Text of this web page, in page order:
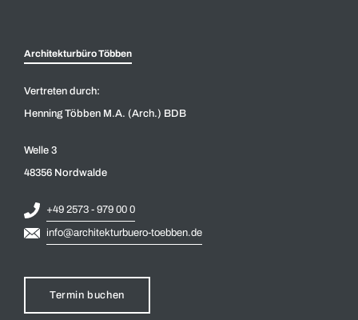
Architekturbüro Többen
Vertreten durch:
Henning Többen M.A. (Arch.) BDB
Welle 3
48356 Nordwalde
+49 2573 - 979 00 0
info@architekturbuero-toebben.de
Termin buchen